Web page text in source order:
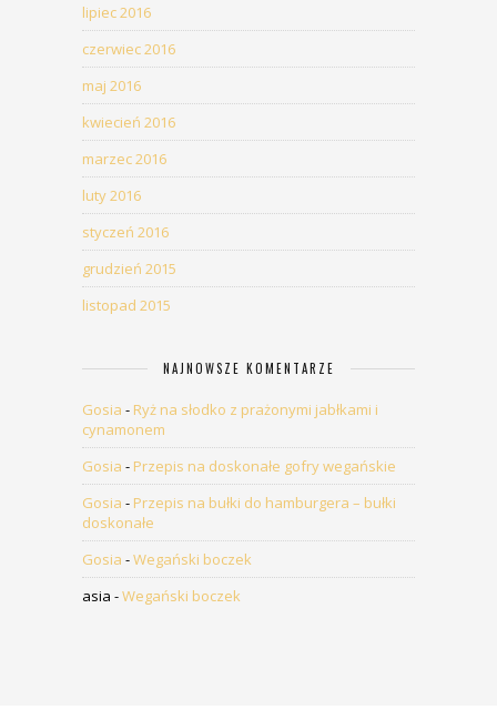
lipiec 2016
czerwiec 2016
maj 2016
kwiecień 2016
marzec 2016
luty 2016
styczeń 2016
grudzień 2015
listopad 2015
NAJNOWSZE KOMENTARZE
Gosia - Ryż na słodko z prażonymi jabłkami i
cynamonem
Gosia - Przepis na doskonałe gofry wegańskie
Gosia - Przepis na bułki do hamburgera – bułki
doskonałe
Gosia -Wegański boczek
asia -Wegański boczek